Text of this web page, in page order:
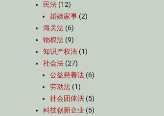
民法 (12)
婚姻家事 (2)
海关法 (6)
物权法 (9)
知识产权法 (1)
社会法 (27)
公益慈善法 (6)
劳动法 (1)
社会团体法 (5)
科技创新企业 (5)